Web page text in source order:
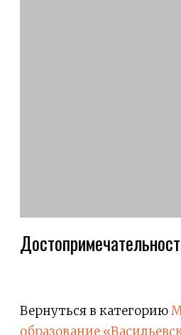
Вернуться в категорию
образование